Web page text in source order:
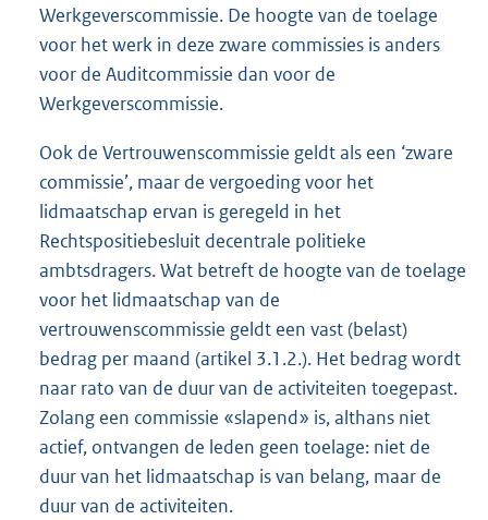
Werkgeverscommissie. De hoogte van de toelage
voor het werk in deze zware commissies is anders
voor de Auditcommissie dan voor de
Werkgeverscommissie.
Ook de Vertrouwenscommissie geldt als een ‘zware
commissie’, maar de vergoeding voor het
lidmaatschap ervan is geregeld in het
Rechtspositiebesluit decentrale politieke
ambtsdragers. Wat betreft de hoogte van de toelage
voor het lidmaatschap van de
vertrouwenscommissie geldt een vast (belast)
bedrag per maand (artikel 3.1.2.). Het bedrag wordt
naar rato van de duur van de activiteiten toegepast.
Zolang een commissie «slapend» is, althans niet
actief, ontvangen de leden geen toelage: niet de
duur van het lidmaatschap is van belang, maar de
duur van de activiteiten.